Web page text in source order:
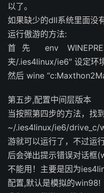
以了。
如果缺少的dll系统里面没
运行傲游的方法:
首先 env
夹/.ies4linux/ie6″ 设定环
然后 wine
第五步,配置中间层版本
当按照第四步的方法，找
~/.ies4linux/ie6/
游就可以运行了，不过运
后会弹出提示错误对话框
不能用！主要是因为
配置,默认是模拟的win98!